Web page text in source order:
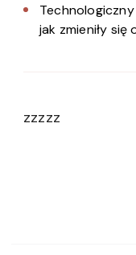
jak zmieniły
zzzzz